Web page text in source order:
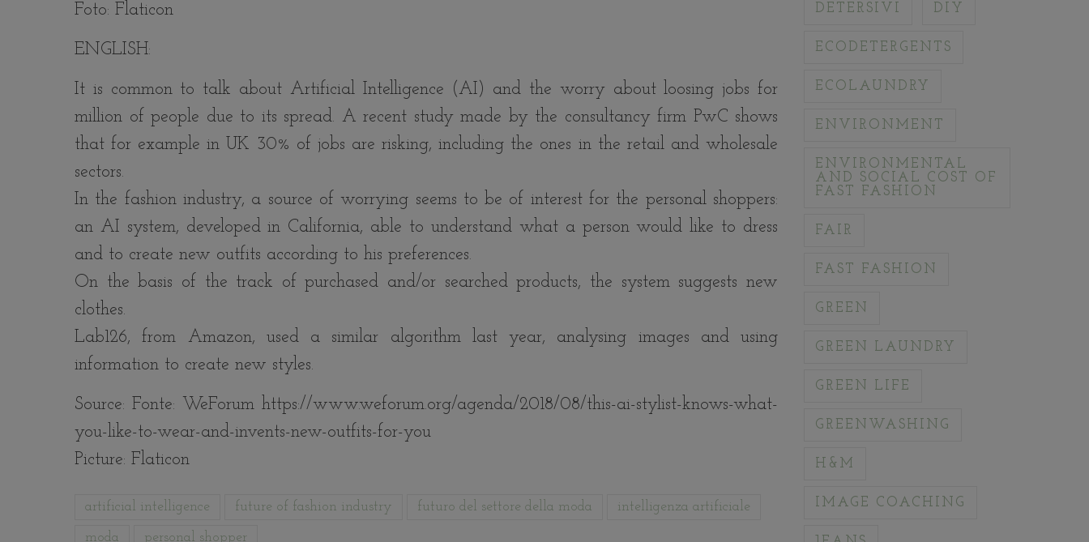
Foto: Flaticon
ENGLISH:
It is common to talk about Artificial Intelligence (AI) and the worry about loosing jobs for
million of people due to its spread. A recent study made by the consultancy firm PwC shows
that for example in UK 30% of jobs are risking, including the ones in the retail and wholesale
sectors.
In the fashion industry, a source of worrying seems to be of interest for the personal shoppers:
an AI system, developed in California, able to understand what a person would like to dress
and to create new outfits according to his preferences.
On the basis of the track of purchased and/or searched products, the system suggests new
clothes.
Lab126, from Amazon, used a similar algorithm last year, analysing images and using
information to create new styles.
Source: Fonte: WeForum https://www.weforum.org/agenda/2018/08/this-ai-stylist-knows-what-
you-like-to-wear-and-invents-new-outfits-for-you
Picture: Flaticon
artificial intelligence future of fashion industry futuro del settore della moda
intelligenza artificiale
moda
personal shopper
DETERSIVI DIY
ECODETERGENTS
ECOLAUNDRY
ENVIRONMENT
ENVIRONMENTAL
AND SOCIAL COST OF
FAST FASHION
FAIR
FAST FASHION
GREEN
GREEN LAUNDRY
GREEN LIFE
GREENWASHING
H&M
IMAGE COACHING